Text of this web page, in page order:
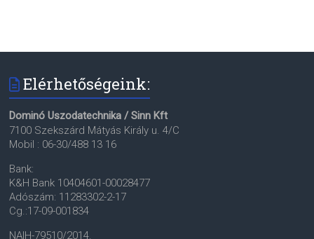
Elérhetőségeink:
Dominó Uszodatechnika / Sinn Kft
7100 Szekszárd Mátyás Király u. 4/C
Mobil : 06-30/488 13 16
Bank:
K&H Bank 10404601-00028477
Adószám: 11283302-2-17
Cg.:17-09-001834
NAIH-79510/2014.